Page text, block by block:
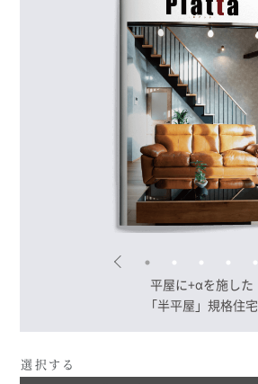
平屋に+αを施した
「半平屋」規格住宅